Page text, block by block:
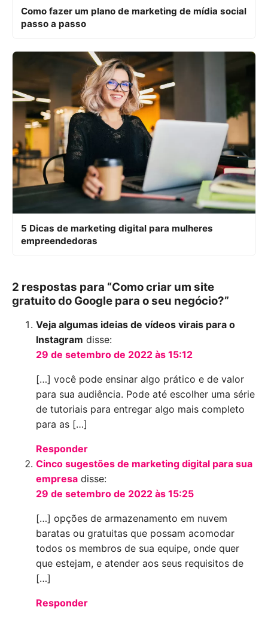
Como fazer um plano de marketing de mídia social
passo a passo
5 Dicas de marketing digital para mulheres
empreendedoras
2 respostas para “Como criar um site
gratuito do Google para o seu negócio?”
Veja algumas ideias de vídeos virais para o
Instagram disse:
29 de setembro de 2022 às 15:12
[…] você pode ensinar algo prático e de valor
para sua audiência. Pode até escolher uma série
de tutoriais para entregar algo mais completo
para as […]
Responder
Cinco sugestões de marketing digital para sua
empresa disse:
29 de setembro de 2022 às 15:25
[…] opções de armazenamento em nuvem
baratas ou gratuitas que possam acomodar
todos os membros de sua equipe, onde quer
que estejam, e atender aos seus requisitos de
[…]
Responder